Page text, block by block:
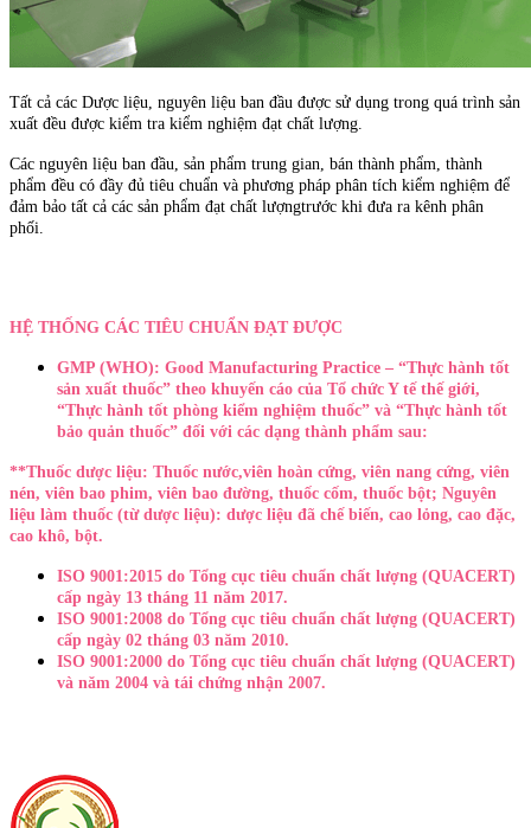
Tất cả các Dược liệu, nguyên liệu ban đầu được sử dụng trong quá trình sản
xuất đều được kiểm tra kiểm nghiệm đạt chất lượng.
Các nguyên liệu ban đầu, sản phẩm trung gian, bán thành phẩm, thành
phẩm đều có đầy đủ tiêu chuẩn và phương pháp phân tích kiểm nghiệm để
đảm bảo tất cả các sản phẩm đạt chất lượngtrước khi đưa ra kênh phân
phối.
HỆ THỐNG CÁC TIÊU CHUẨN ĐẠT ĐƯỢC
GMP (WHO): Good Manufacturing Practice – “Thực hành tốt
sản xuất thuốc” theo khuyến cáo của Tổ chức Y tế thế giới,
“Thực hành tốt phòng kiểm nghiệm thuốc” và “Thực hành tốt
bảo quản thuốc” đối với các dạng thành phẩm sau:
**Thuốc dược liệu: Thuốc nước,viên hoàn cứng, viên nang cứng, viên
nén, viên bao phim, viên bao đường, thuốc cốm, thuốc bột; Nguyên
liệu làm thuốc (từ dược liệu): dược liệu đã chế biến, cao lỏng, cao đặc,
cao khô, bột.
ISO 9001:2015 do Tổng cục tiêu chuẩn chất lượng (QUACERT)
cấp ngày 13 tháng 11 năm 2017.
ISO 9001:2008 do Tổng cục tiêu chuẩn chất lượng (QUACERT)
cấp ngày 02 tháng 03 năm 2010.
ISO 9001:2000 do Tổng cục tiêu chuẩn chất lượng (QUACERT)
và năm 2004 và tái chứng nhận 2007.